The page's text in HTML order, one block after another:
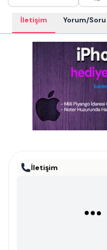
İletişim Yorum/Soru
İletişim